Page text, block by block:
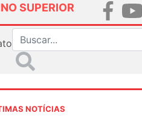
SUPERIOR
NOTÍCIAS